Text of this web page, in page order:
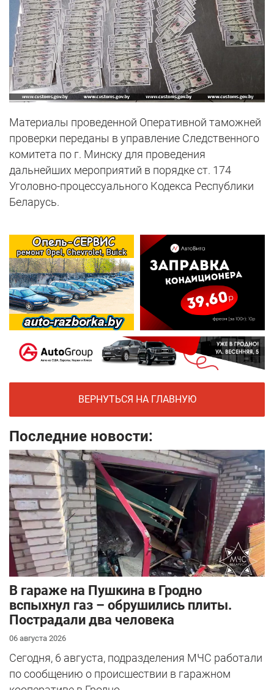
Материалы проведенной Оперативной таможней
проверки переданы в управление Следственного
комитета по г. Минску для проведения
дальнейших мероприятий в порядке ст. 174
Уголовно-процессуального Кодекса Республики
Беларусь.
ВЕРНУТЬСЯ НА ГЛАВНУЮ
Последние новости:
В гараже на Пушкина в Гродно
вспыхнул газ – обрушились плиты.
Пострадали два человека
06 августа 2026
Сегодня, 6 августа, подразделения МЧС работали
по сообщению о происшествии в гаражном